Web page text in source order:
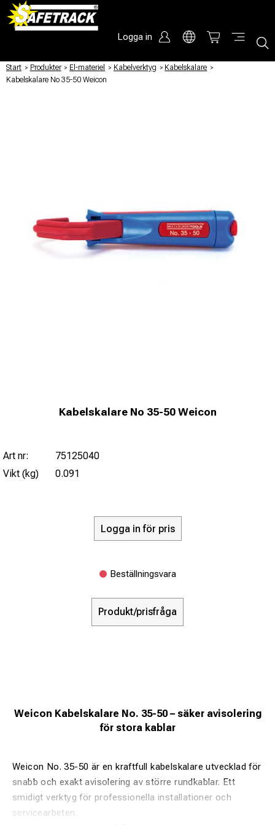
Logga in
Start / Produkter / El-materiel / Kabelverktyg / Kabelskalare /
Kabelskalare No 35-50 Weicon
Kabelskalare No 35-50 Weicon
Art nr:
75125040
Vikt (kg)
0.091
Logga in för pris
Beställningsvara
Produkt/prisfråga
Weicon Kabelskalare No. 35-50 – säker avisolering
för stora kablar
Weicon No. 35-50 är en kraftfull kabelskalare utvecklad för
snabb och exakt avisolering av större rundkablar. Ett
smidigt verktyg för professionella installationer och
servicearbeten.